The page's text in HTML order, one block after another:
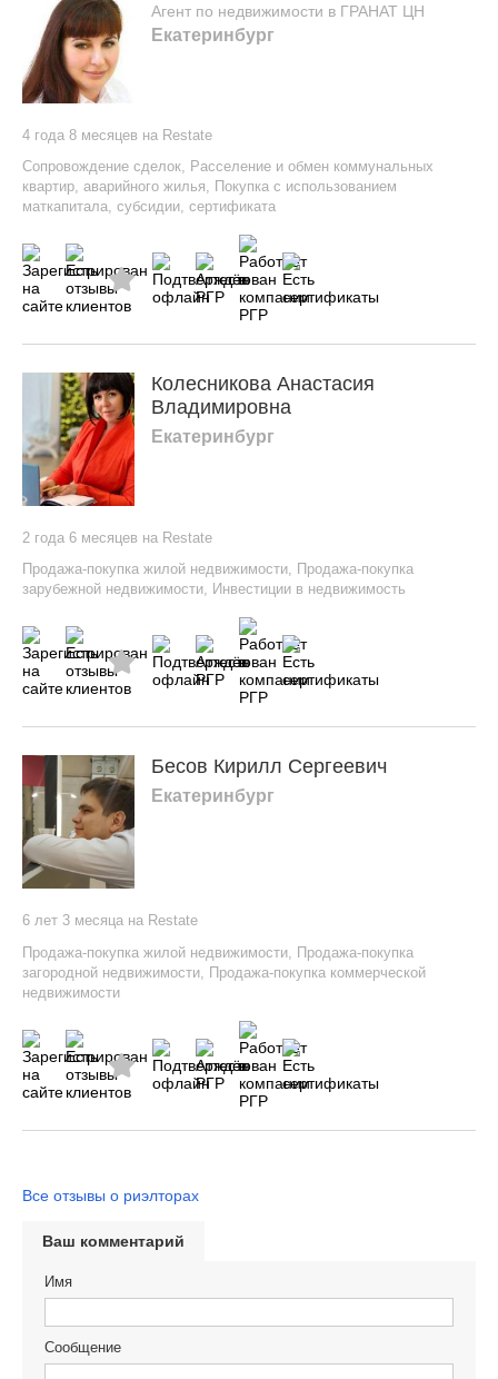
Агент по недвижимости в ГРАНАТ ЦН
Екатеринбург
4 года 8 месяцев на Restate
Сопровождение сделок
Расселение и обмен коммунальных
квартир, аварийного жилья
Покупка с использованием
маткапитала, субсидии, сертификата
Колесникова Анастасия
Владимировна
Екатеринбург
2 года 6 месяцев на Restate
Продажа-покупка жилой недвижимости, Продажа-покупка
зарубежной недвижимости, Инвестиции в недвижимость
Бесов Кирилл Сергеевич
Екатеринбург
6 лет 3 месяца на Restate
Продажа-покупка жилой недвижимости Продажа-покупка
загородной недвижимости Продажа-покупка коммерческой
недвижимости
Все отзывы о риэлторах
Ваш комментарий
Имя
Сообщение